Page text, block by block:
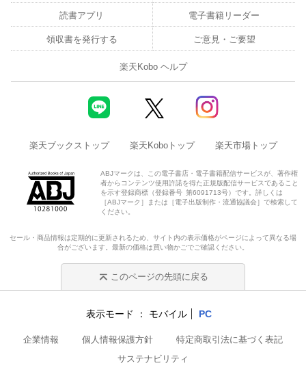
読書アプリ 電子書籍リーダー
領収書を発行する ご意見・ご要望
楽天Kobo ヘルプ
楽天ブックストップ 楽天Koboトップ 楽天市場トップ
ABJマークは、この電子書店・電子書籍配信サービスが、著作権
者からコンテンツ使用許諾を得た正規版配信サービスであること
を示す登録商標（登録番号 第6091713号）です。詳しくは
［ABJマーク］または［電子出版制作・流通協議会］で検索して
ください。
セール・商品情報は定期的に更新されるため、サイト内の表示価格がページによって異なる場
合がございます。最新の価格は買い物かごでご確認ください。
このページの先頭に戻る
表示モード モバイル PC
企業情報 個人情報保護方針
特定商取引法に基づく表記
サステナビリティ